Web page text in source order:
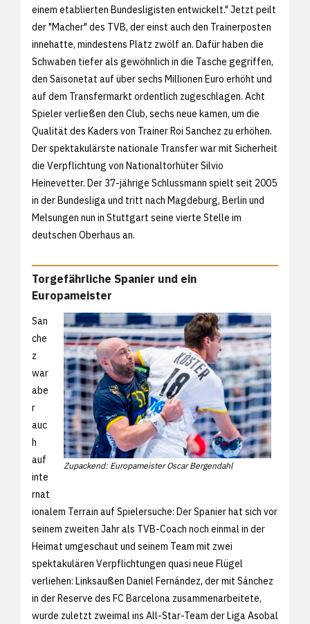
einem etablierten Bundesligisten entwickelt." Jetzt peilt
der "Macher" des TVB, der einst auch den Trainerposten
innehatte, mindestens Platz zwölf an. Dafür haben die
Schwaben tiefer als gewöhnlich in die Tasche gegriffen,
den Saisonetat auf über sechs Millionen Euro erhöht und
auf dem Transfermarkt ordentlich zugeschlagen. Acht
Spieler verließen den Club, sechs neue kamen, um die
Qualität des Kaders von Trainer Roi Sanchez zu erhöhen.
Der spektakulärste nationale Transfer war mit Sicherheit
die Verpflichtung von Nationaltorhüter Silvio
Heinevetter. Der 37-jährige Schlussmann spielt seit 2005
in der Bundesliga und tritt nach Magdeburg, Berlin und
Melsungen nun in Stuttgart seine vierte Stelle im
deutschen Oberhaus an.
Torgefährliche Spanier und ein
Europameister
Zupackend: Europameister Oscar Bergendahl
San
che
z
war
abe
r
auc
h
auf
inte
rnat
ionalem Terrain auf Spielersuche: Der Spanier hat sich vor
seinem zweiten Jahr als TVB-Coach noch einmal in der
Heimat umgeschaut und seinem Team mit zwei
spektakulären Verpflichtungen quasi neue Flügel
verliehen: Linksaußen Daniel Fernández, der mit Sánchez
in der Reserve des FC Barcelona zusammenarbeitete,
wurde zuletzt zweimal ins All-Star-Team der Liga Asobal